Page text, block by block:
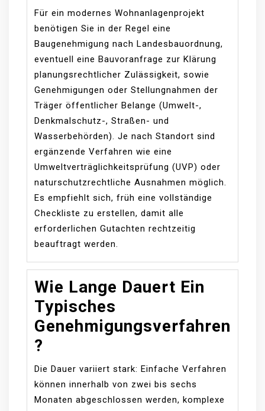
Für ein modernes Wohnanlagenprojekt
benötigen Sie in der Regel eine
Baugenehmigung nach Landesbauordnung,
eventuell eine Bauvoranfrage zur Klärung
planungsrechtlicher Zulässigkeit, sowie
Genehmigungen oder Stellungnahmen der
Träger öffentlicher Belange (Umwelt-,
Denkmalschutz-, Straßen- und
Wasserbehörden). Je nach Standort sind
ergänzende Verfahren wie eine
Umweltverträglichkeitsprüfung (UVP) oder
naturschutzrechtliche Ausnahmen möglich.
Es empfiehlt sich, früh eine vollständige
Checkliste zu erstellen, damit alle
erforderlichen Gutachten rechtzeitig
beauftragt werden.
Wie Lange Dauert Ein
Typisches
Genehmigungsverfahren
?
Die Dauer variiert stark: Einfache Verfahren
können innerhalb von zwei bis sechs
Monaten abgeschlossen werden, komplexe